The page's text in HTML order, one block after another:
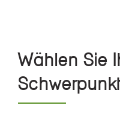
Wählen Sie
Schwerpunkt